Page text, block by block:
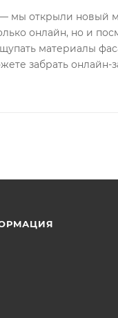
мы открыли новый
онлайн, но и
материалы
забрать онлайн-